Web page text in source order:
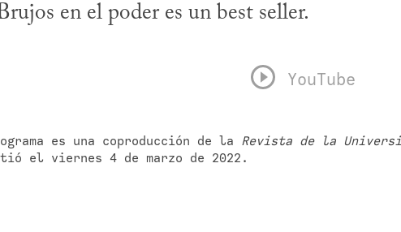
en el poder es un best seller.
YouTube
es una coproducción de la Revista de la
el viernes 4 de marzo de 2022.